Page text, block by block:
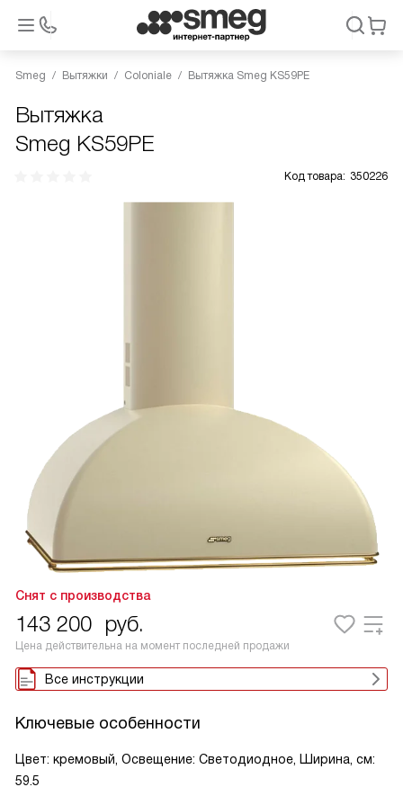
Smeg Вытяжки Coloniale Вытяжка Smeg KS59PE
Вытяжка
Smeg KS59PE
Код товара: 350226
Снят с производства
143 200 руб.
Цена действительна на момент последней продажи
Все инструкции
Ключевые особенности
Цвет: кремовый, Освещение: Светодиодное, Ширина, см:
59.5